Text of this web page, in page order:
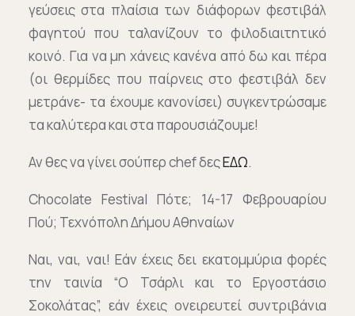
γεύσεις στα πλαίσια των διάφορων φεστιβάλ
φαγητού που ταλανίζουν το φιλοδιαιτητικό
κοινό. Για να μη χάνεις κανένα από δω και πέρα
(οι θερμίδες που παίρνεις στο φεστιβάλ δεν
μετράνε- τα έχουμε κανονίσει) συγκεντρώσαμε
τα καλύτερα και στα παρουσιάζουμε!
Αν θες να γίνει σούπερ chef δεςΕΔΩ.
Chocolate Festival Πότε; 14-17 Φεβρουαρίου
Πού; Τεχνόπολη Δήμου Αθηναίων
Ναι, ναι, ναι! Εάν έχεις δει εκατομμύρια φορές
την ταινία “Ο Τσάρλι και το Εργοστάσιο
Σοκολάτας”, εάν έχεις ονειρευτεί συντριβάνια